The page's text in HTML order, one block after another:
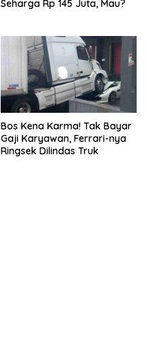
Seharga Rp 145 Juta, Mau?
Bos Kena Karma! Tak Bayar
Gaji Karyawan, Ferrari-nya
Ringsek Dilindas Truk